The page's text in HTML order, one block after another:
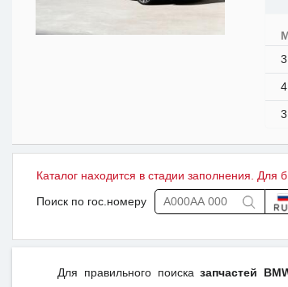
Каталог находится в стадии заполнения. Для
Поиск по гос.номеру
Для правильного поисказапчастей